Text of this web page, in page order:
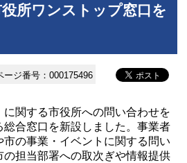
所ワンストップ窓口を
ージ番号：000175496
関する市役所への問い合わせを
総合窓口を新設しました。事業者
市の事業・イベントに関する問い
担当部署への取次ぎや情報提供